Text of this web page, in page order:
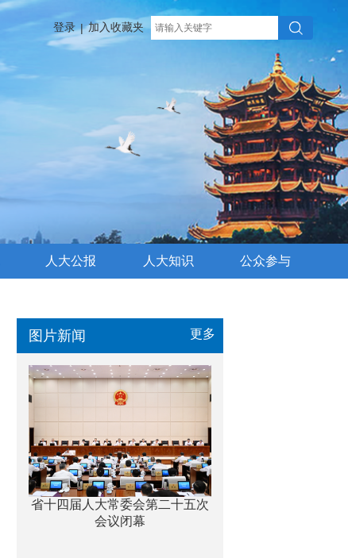
登录 | 加入收藏夹
人大公报 人大知识 公众参与
图片新闻 更多
省十四届人大常委会第二十五次
会议闭幕